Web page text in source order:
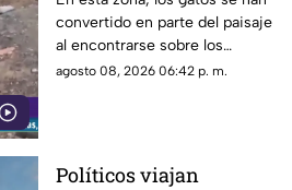
Barrancones
convertido en parte del paisaje
al encontrarse sobre los
techos y las puertas de las
agosto 08, 2026 06:42 p. m.
Políticos viajan